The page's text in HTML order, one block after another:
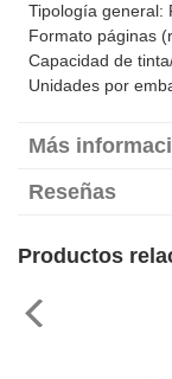
Tipología general:
Formato páginas
Capacidad de
Unidades por
Más
Reseñas
Productos